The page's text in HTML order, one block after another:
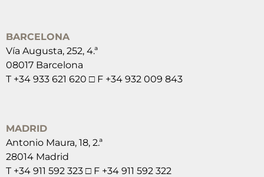
BARCELONA
Vía Augusta, 252, 4.ª
08017 Barcelona
T +34 933 621 620 □ F +34 932 009 843
MADRID
Antonio Maura, 18, 2.ª
28014 Madrid
T +34 911 592 323 □ F +34 911 592 322